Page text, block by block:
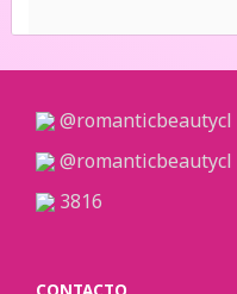
@romanticbeautycl
@romanticbeautycl
3816
CONTACTO